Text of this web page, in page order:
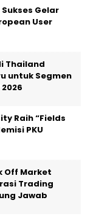
Gelar
User
Thailand
untuk Segmen
Raih “Fields
PKU
Off Market
Trading
Jawab